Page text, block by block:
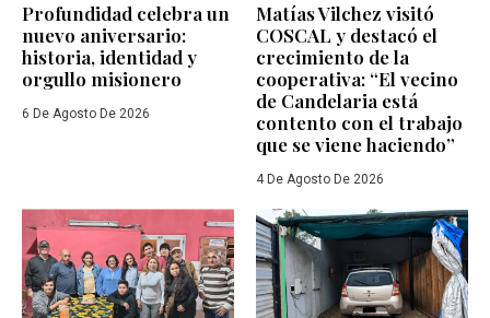
Profundidad celebra un
nuevo aniversario:
historia, identidad y
orgullo misionero
6 De Agosto De 2026
Matías Vilchez visitó
COSCAL y destacó el
crecimiento de la
cooperativa: “El vecino
de Candelaria está
contento con el trabajo
que se viene haciendo”
4 De Agosto De 2026